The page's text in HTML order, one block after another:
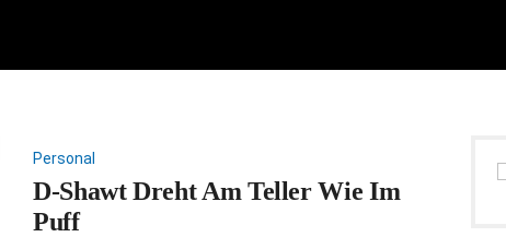
Personal
D-Shawt Dreht Am Teller Wie Im
Puff